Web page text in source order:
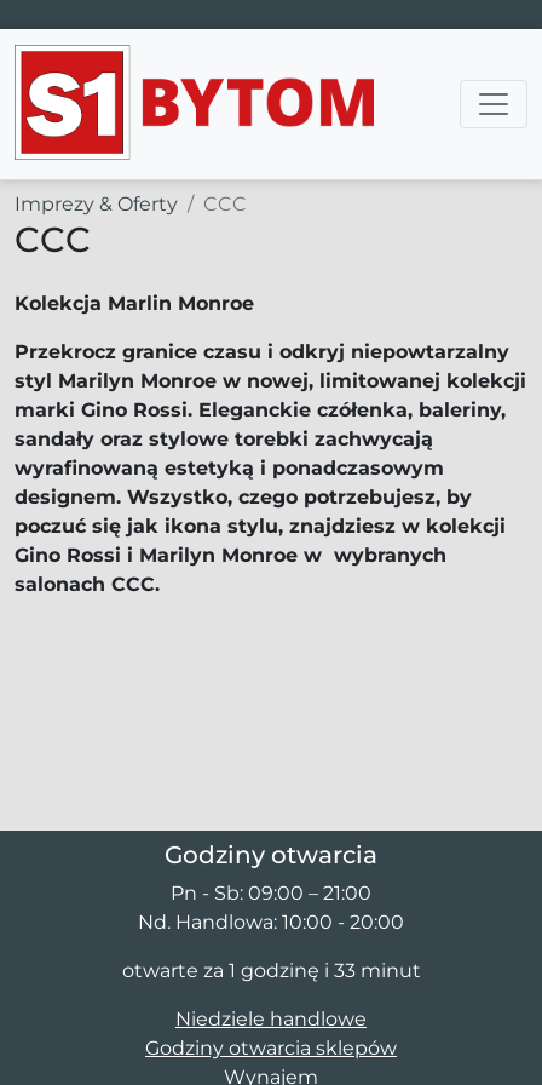
Main Navigation
Imprezy & Oferty CCC
CCC
Kolekcja Marlin Monroe
Przekrocz granice czasu i odkryj niepowtarzalny
styl Marilyn Monroe w nowej, limitowanej kolekcji
marki Gino Rossi. Eleganckie czółenka, baleriny,
sandały oraz stylowe torebki zachwycają
wyrafinowaną estetyką i ponadczasowym
designem. Wszystko, czego potrzebujesz, by
poczuć się jak ikona stylu, znajdziesz w kolekcji
Gino Rossi i Marilyn Monroe w wybranych
salonach CCC.
Godziny otwarcia
Pn - Sb: 09:00 – 21:00
Nd. Handlowa: 10:00 - 20:00
otwarte za 1 godzinę i 33 minut
Niedziele handlowe
Godziny otwarcia sklepów
Wynajem